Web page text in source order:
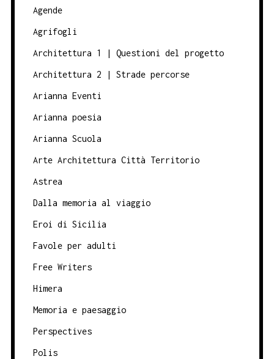
Agende
Agrifogli
Architettura 1 | Questioni del progetto
Architettura 2 | Strade percorse
Arianna Eventi
Arianna poesia
Arianna Scuola
Arte Architettura Città Territorio
Astrea
Dalla memoria al viaggio
Eroi di Sicilia
Favole per adulti
Free Writers
Himera
Memoria e paesaggio
Perspectives
Polis